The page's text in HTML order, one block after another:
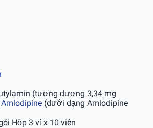
(tương đương 3,34 mg
Amlodipine (dưới dạng Amlodipine
Hộp 3 vỉ x 10 viên